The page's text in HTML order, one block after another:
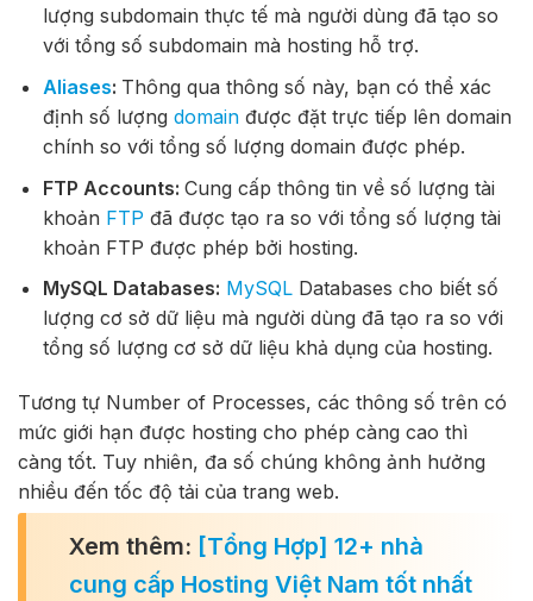
lượng subdomain thực tế mà người dùng đã tạo so
với tổng số subdomain mà hosting hỗ trợ.
Aliases: Thông qua thông số này, bạn có thể xác
định số lượng domainđược đặt trực tiếp lên domain
chính so với tổng số lượng domain được phép.
FTP Accounts: Cung cấp thông tin về số lượng tài
khoản FTP đã được tạo ra so với tổng số lượng tài
khoản FTP được phép bởi hosting.
MySQL Databases: MySQLDatabases cho biết số
lượng cơ sở dữ liệu mà người dùng đã tạo ra so với
tổng số lượng cơ sở dữ liệu khả dụng của hosting.
Tương tự Number of Processes, các thông số trên có
mức giới hạn được hosting cho phép càng cao thì
càng tốt. Tuy nhiên, đa số chúng không ảnh hưởng
nhiều đến tốc độ tải của trang web.
Xem thêm: [Tổng Hợp] 12+ nhà
cung cấp Hosting Việt Nam tốt nhất